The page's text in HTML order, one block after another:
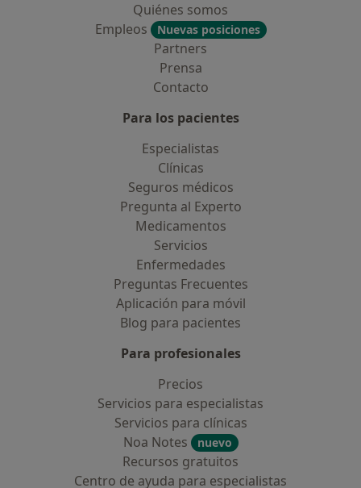
Quiénes somos
Empleos
Nuevas posiciones
Partners
Prensa
Contacto
Para los pacientes
Especialistas
Clínicas
Seguros médicos
Pregunta al Experto
Medicamentos
Servicios
Enfermedades
Preguntas Frecuentes
Aplicación para móvil
Blog para pacientes
Para profesionales
Precios
Servicios para especialistas
Servicios para clínicas
Noa Notes
nuevo
Recursos gratuitos
Centro de ayuda para especialistas